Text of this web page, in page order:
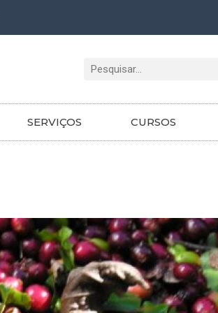
Pesquisar
SERVIÇOS CURSOS